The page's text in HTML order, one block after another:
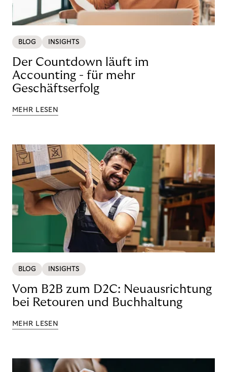
BLOG INSIGHTS
Der Countdown läuft im
Accounting - für mehr
Geschäftserfolg
MEHR LESEN
BLOG INSIGHTS
Vom B2B zum D2C: Neuausrichtung
bei Retouren und Buchhaltung
MEHR LESEN